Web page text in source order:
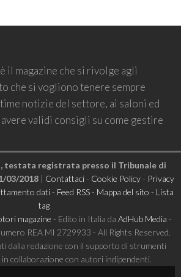
è il magazine che si rivolge agli
che si vogliono tenere sempre
notizie del settore, ai saloni ed
validi consigli su come gestire
testata registrata presso il Tribunale di
03/2018| Contattaci- Cookie Policy- Privacy
dati- Feed RSS- Mappa del sito - Lista
tag
magazine - Edito in Italia da AdHub Media -
REA MI 2729933 - All Rights Reserved.
dalla redazione con il supporto di strumenti
in collaborazione con autori indipendenti.